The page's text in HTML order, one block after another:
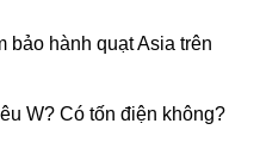
bảo hành quạt Asia trên
W? Có tốn điện không?